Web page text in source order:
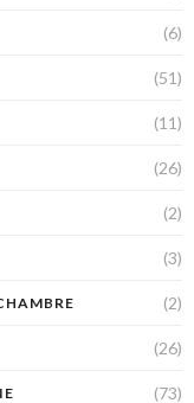
(6)
(51)
(11)
(26)
(2)
(3)
(2)
(26)
(73)